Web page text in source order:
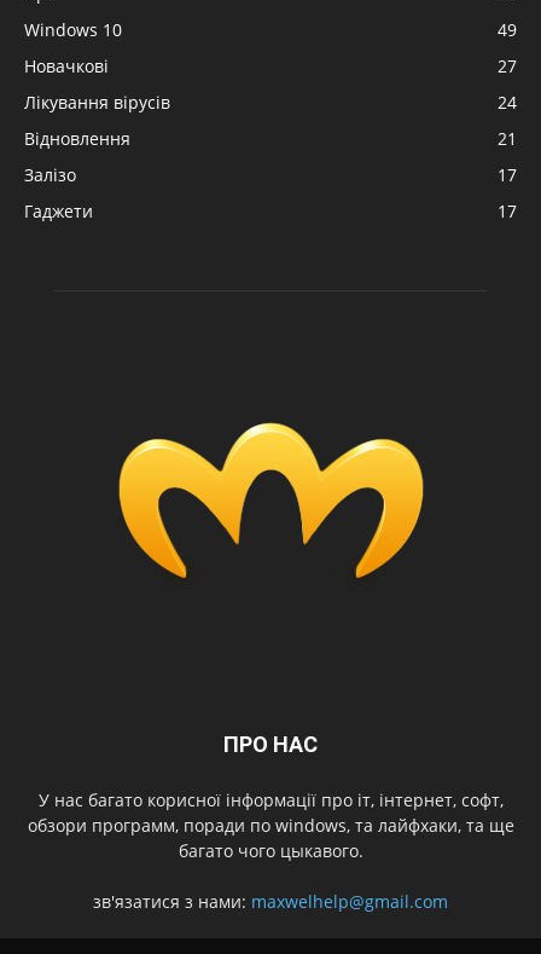
Windows 10
49
Новачкові
27
Лікування вірусів
24
Відновлення
21
Залізо
17
Гаджети
17
ПРО НАС
У нас багато корисної інформації про іт, інтернет, софт,
обзори программ, поради по windows, та лайфхаки, та ще
багато чого цыкавого.
зв'язатися з нами: maxwelhelp@gmail.com